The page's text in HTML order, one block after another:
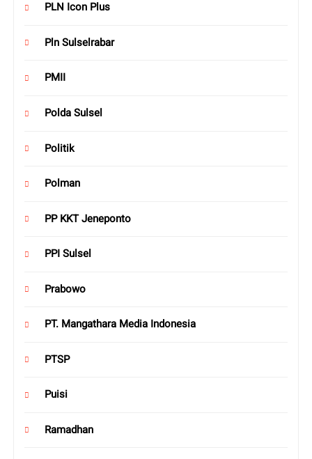
PLN Icon Plus
Pln Sulselrabar
PMII
Polda Sulsel
Politik
Polman
PP KKT Jeneponto
PPI Sulsel
Prabowo
PT. Mangathara Media Indonesia
PTSP
Puisi
Ramadhan